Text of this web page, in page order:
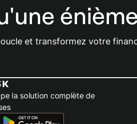
et transformez votre
la solution complète de